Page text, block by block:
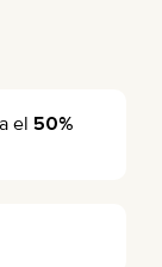
el 50%